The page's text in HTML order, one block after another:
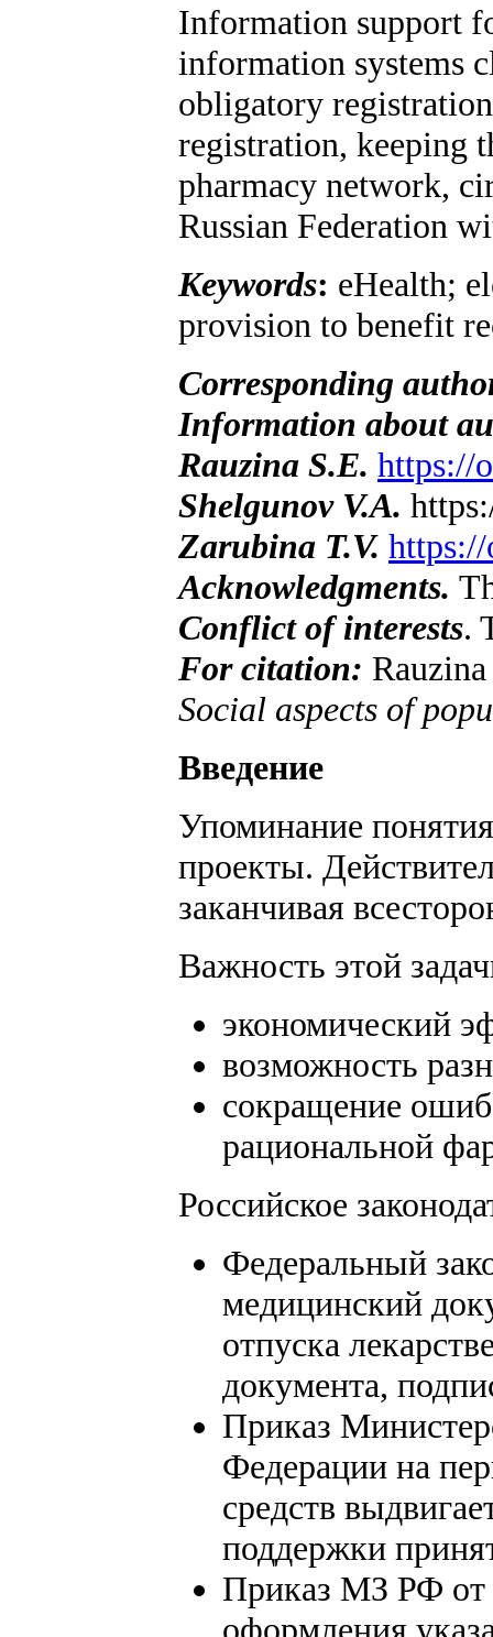
Information support
information systems
obligatory
registration, keeping
pharmacy network,
Russian Federation
Keywords: eHealth;
provision to benefit
Corresponding
Information about
Rauzina S.E. https://
Shelgunov V.A.
Zarubina T.V.
Acknowledgments.
Conflict of interests.
For citation:
Social aspects of
Введение
Упоминание
проекты.
заканчивая
Важность этой
экономический
возможность
сокращение
рациональной
Российское
Федеральный
медицинский
отпуска
документа,
Приказ
Федерации на
средств
поддержки
Приказ МЗ РФ от
оформления